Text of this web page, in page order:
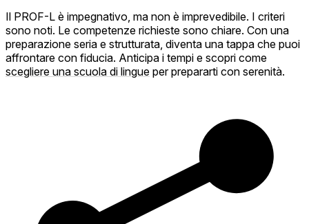
Il PROF-L è impegnativo, ma non è imprevedibile. I criteri
sono noti. Le competenze richieste sono chiare. Con una
preparazione seria e strutturata, diventa una tappa che puoi
affrontare con fiducia. Anticipa i tempi e scopri come
scegliere una scuola di lingue per prepararti con serenità.